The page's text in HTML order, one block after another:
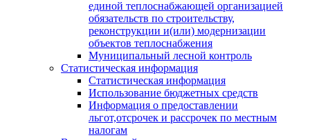
единой теплоснабжающей организацией
обязательств по строительству,
реконструкции и(или) модернизации
объектов теплоснабжения
Муниципальный лесной контроль
Статистическая информация
Статистическая информация
Использование бюджетных средств
Информация о предоставлении
льгот,отсрочек и рассрочек по местным
налогам